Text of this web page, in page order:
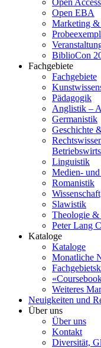
Open Access
Open EBA
Marketing &
BiblioCon
Fachgebiete
Fachgebiete
Pädagogik
Anglistik –
Germanistik
Geschichte
Linguistik
Medien-
Romanistik
Slawistik
Theologie &
Peter Lang
Kataloge
Kataloge
Monatliche
Weiteres
Neuigkeiten und
Über uns
Über uns
Kontakt
Diversität,